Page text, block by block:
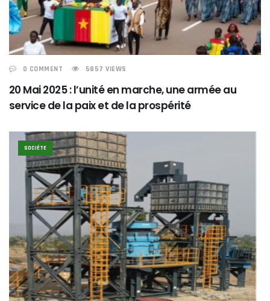
0 COMMENT 5857 VIEWS
20 Mai 2025 : l’unité en marche, une armée au
service de la paix et de la prospérité
SOCIÉTE